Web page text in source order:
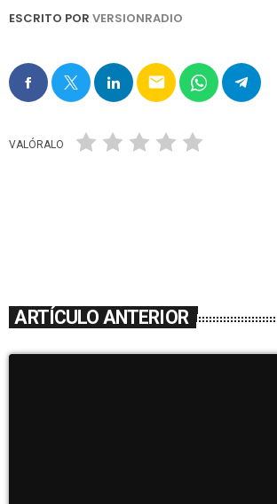
ESCRITO POR VERSIONRADIO
email
VALÓRALO
ARTÍCULO ANTERIOR